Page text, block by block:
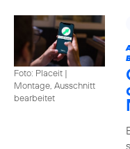
Foto: Placeit |
Montage, Ausschnitt
bearbeitet